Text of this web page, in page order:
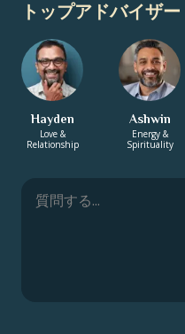
トップアドバイザー
Hayden
Love &
Relationship
Ashwin
Energy &
Spirituality